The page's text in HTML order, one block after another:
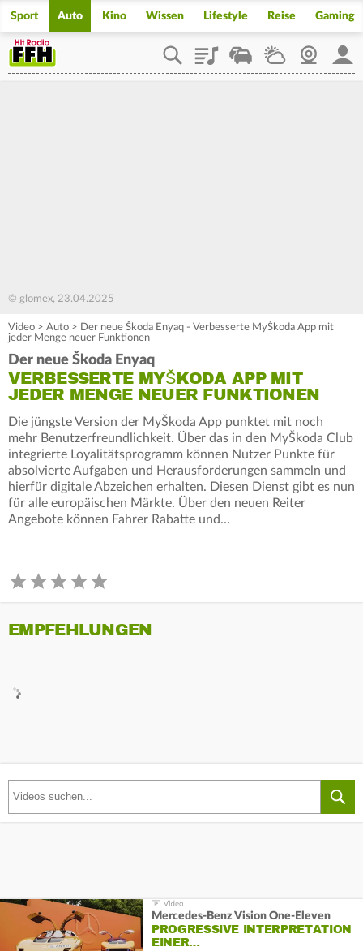
Sport Auto Kino Wissen Lifestyle Reise Gaming
PlaylistStaupilotWetterWebcam
© glomex, 23.04.2025
Video > Auto > Der neue Škoda Enyaq - Verbesserte MyŠkoda App mit
jeder Menge neuer Funktionen
Der neue Škoda Enyaq
VERBESSERTE MYŠKODA APP MIT
JEDER MENGE NEUER FUNKTIONEN
Die jüngste Version der MyŠkoda App punktet mit noch
mehr Benutzerfreundlichkeit. Über das in den MyŠkoda Club
integrierte Loyalitätsprogramm können Nutzer Punkte für
absolvierte Aufgaben und Herausforderungen sammeln und
hierfür digitale Abzeichen erhalten. Diesen Dienst gibt es nun
für alle europäischen Märkte. Über den neuen Reiter
Angebote können Fahrer Rabatte und…
EMPFEHLUNGEN
Mercedes-Benz Vision One-Eleven
PROGRESSIVE INTERPRETATION
EINER…